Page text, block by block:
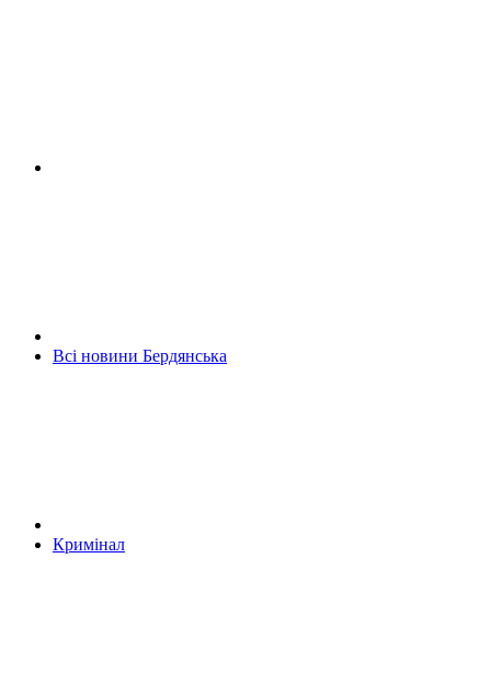
Всі новини Бердянська
Кримінал